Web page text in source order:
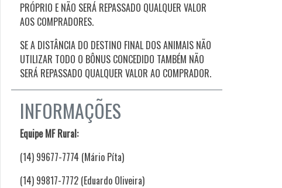
PRÓPRIO E NÃO SERÁ REPASSADO QUALQUER VALOR
AOS COMPRADORES.
SE A DISTÂNCIA DO DESTINO FINAL DOS ANIMAIS NÃO
UTILIZAR TODO O BÔNUS CONCEDIDO TAMBÉM NÃO
SERÁ REPASSADO QUALQUER VALOR AO COMPRADOR.
INFORMAÇÕES
Equipe MF Rural:
(14) 99677-7774 (Mário Píta)
(14) 99817-7772 (Eduardo Oliveira)